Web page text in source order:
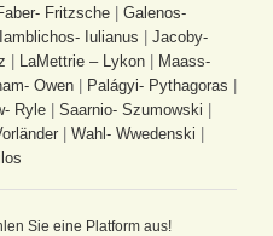
Fritzsche
Galenos-
Iamblichos- Iulianus
Jacoby-
LaMettrie – Lykon
Maass-
Owen Palágyi- Pythagoras
Ryle Saarnio- Szumowski
Wahl- Wwedenski
Sie eine Platform aus!